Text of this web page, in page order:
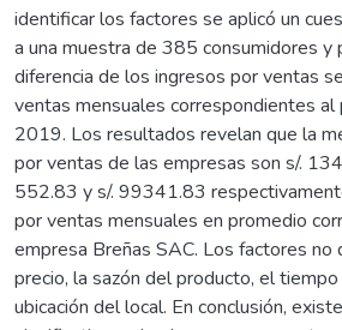
identificar los factores se aplicó un
a una muestra de 385 consumidores y
diferencia de los ingresos por ventas
ventas mensuales correspondientes al
2019. Los resultados revelan que la
por ventas de las empresas son s/.
552.83 y s/. 99341.83
por ventas mensuales en promedio
empresa Breñas SAC. Los factores no
precio, la sazón del producto, el
ubicación del local. En conclusión,